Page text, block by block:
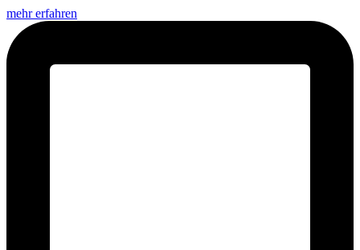
mehr erfahren